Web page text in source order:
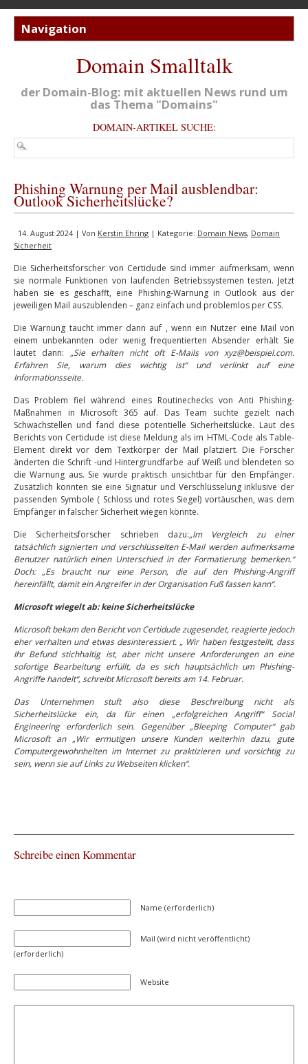
Domain Smalltalk
der Domain-Blog: mit aktuellen News rund um
das Thema "Domains"
DOMAIN-ARTIKEL SUCHE:
Phishing Warnung per Mail ausblendbar:
Outlook Sicherheitslücke?
14. August 2024 | Von Kerstin Ehring | Kategorie: Domain News, Domain
Sicherheit
Die Sicherheitsforscher von Certidude sind immer aufmerksam, wenn
sie normale Funktionen von laufenden Betriebssystemen testen. Jetzt
haben sie es geschafft, eine Phishing-Warnung in Outlook aus der
jeweiligen Mail auszublenden – ganz einfach und problemlos per CSS.
Die Warnung taucht immer dann auf , wenn ein Nutzer eine Mail von
einem unbekannten oder wenig frequentierten Absender erhält Sie
lautet dann: „Sie erhalten nicht oft E-Mails von xyz@beispiel.com.
Erfahren Sie, warum dies wichtig ist“ und verlinkt auf eine
Informationsseite.
Das Problem fiel während eines Routinechecks von Anti Phishing-
Maßnahmen in Microsoft 365 auf. Das Team suchte gezielt nach
Schwachstellen und fand diese potentielle Sicherheitslücke. Laut des
Berichts von Certidude ist diese Meldung als im HTML-Code als Table-
Element direkt vor dem Textkörper der Mail platziert. Die Forscher
änderten die Schrift -und Hintergrundfarbe auf Weiß und blendeten so
die Warnung aus. Sie wurde praktisch unsichtbar für den Empfänger.
Zusätzlich konnten sie eine Signatur und Verschlüsselung inklusive der
passenden Symbole ( Schloss und rotes Siegel) vortäuschen, was dem
Empfänger in falscher Sicherheit wiegen könnte.
Die Sicherheitsforscher schrieben dazu:„Im Vergleich zu einer
tatsächlich signierten und verschlüsselten E-Mail werden aufmerksame
Benutzer natürlich einen Unterschied in der Formatierung bemerken.“
Doch: „Es braucht nur eine Person, die auf den Phishing-Angriff
hereinfällt, damit ein Angreifer in der Organisation Fuß fassen kann“.
Microsoft wiegelt ab: keine Sicherheitslücke
Microsoft bekam den Bericht von Certidude zugesendet, reagierte jedoch
eher verhalten und etwas desinteressiert. „ Wir haben festgestellt, dass
Ihr Befund stichhaltig ist, aber nicht unsere Anforderungen an eine
sofortige Bearbeitung erfüllt, da es sich hauptsächlich um Phishing-
Angriffe handelt“, schreibt Microsoft bereits am 14. Februar.
Das Unternehmen stuft also diese Beschreibung nicht als
Sicherheitslücke ein, da für einen „erfolgreichen Angriff“ Social
Engineering erforderlich sein. Gegenüber „Bleeping Computer“ gab
Microsoft an „Wir ermutigen unsere Kunden weiterhin dazu, gute
Computergewohnheiten im Internet zu praktizieren und vorsichtig zu
sein, wenn sie auf Links zu Webseiten klicken“.
Schreibe einen Kommentar
Name (erforderlich)
Mail (wird nicht veröffentlicht)
(erforderlich)
Website